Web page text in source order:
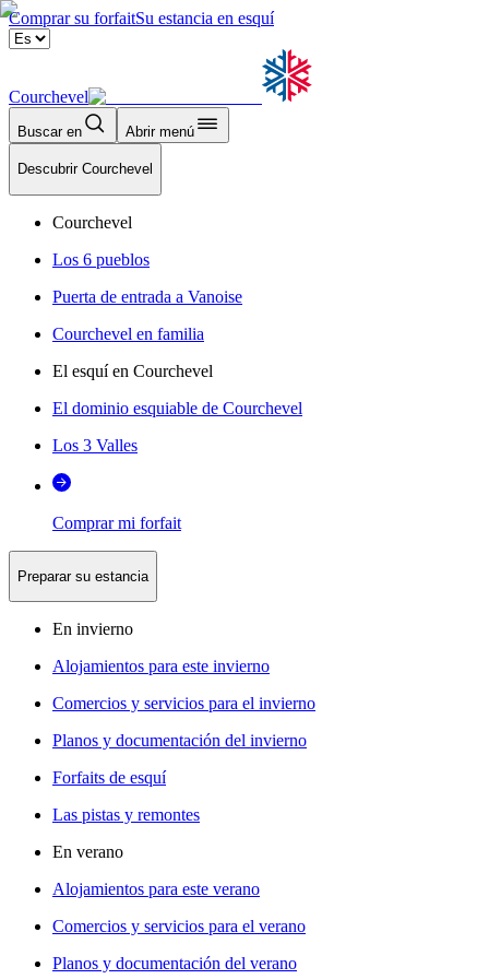
Comprar su forfaitSu estancia en esquí
Courchevel
Buscar en Abrir menú
Descubrir Courchevel
Courchevel
Los 6 pueblos
Puerta de entrada a Vanoise
Courchevel en familia
El esquí en Courchevel
El dominio esquiable de Courchevel
Los 3 Valles
Comprar mi forfait
Preparar su estancia
En invierno
Alojamientos para este invierno
Comercios y servicios para el invierno
Planos y documentación del invierno
Forfaits de esquí
Las pistas y remontes
En verano
Alojamientos para este verano
Comercios y servicios para el verano
Planos y documentación del verano